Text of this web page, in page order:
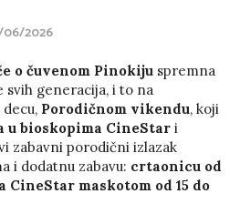
06/2026
o čuvenom Pinokiju spremna
svih generacija, i to na
Porodičnom vikendu, koji
u bioskopima CineStar i
zabavni porodični izlazak
i dodatnu zabavu: crtaonicu od
CineStar maskotom od 15 do